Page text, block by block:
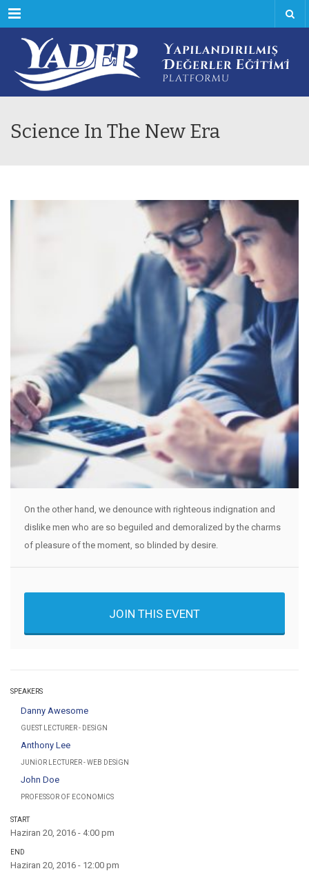
Menu
Science In The New Era
On the other hand, we denounce with righteous indignation and
dislike men who are so beguiled and demoralized by the charms
of pleasure of the moment, so blinded by desire.
JOIN THIS EVENT
SPEAKERS
Danny Awesome
GUEST LECTURER - DESIGN
Anthony Lee
JUNIOR LECTURER - WEB DESIGN
John Doe
PROFESSOR OF ECONOMICS
START
Haziran 20, 2016 - 4:00 pm
END
Haziran 20, 2016 - 12:00 pm